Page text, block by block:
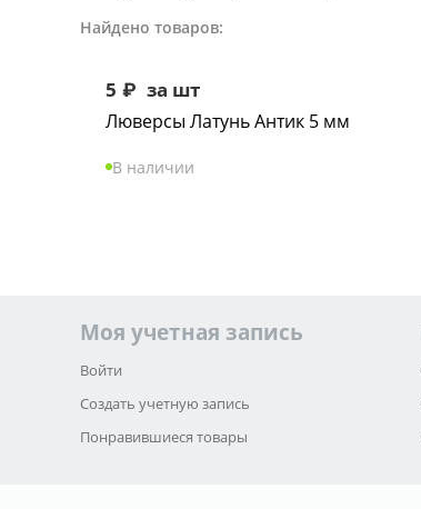
Найдено товаров:
5 ₽ за шт
Люверсы Латунь Антик 5 мм
В наличии
Моя учетная запись
Войти
Создать учетную запись
Понравившиеся товары